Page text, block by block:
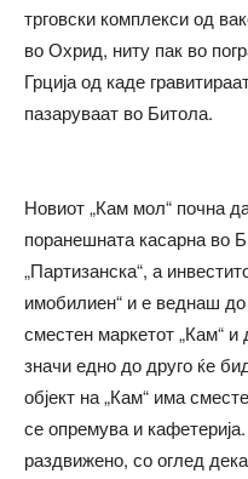
трговски комплекси од
во Охрид, ниту пак во
Грција од каде
пазаруваат во Битола.
Новиот „Кам мол“ почна
поранешната касарна во
„Партизанска“, а
имобилиен“ и е веднаш до
сместен маркетот „Кам“
значи едно до друго ќе
објект на „Кам“ има
се опремува и
раздвижено, со оглед